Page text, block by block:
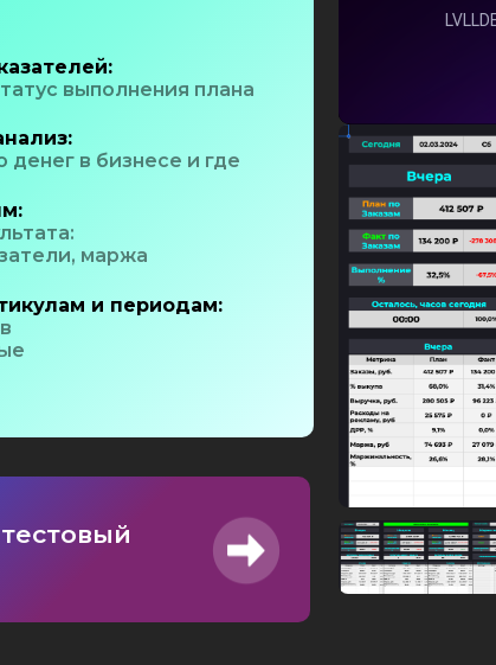
выполнения плана
денег в бизнесе и где
маржа
и периодам: